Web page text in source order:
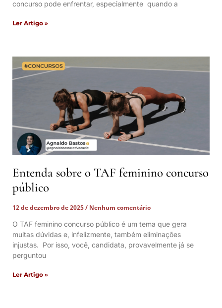
concurso pode enfrentar, especialmente quando a
Ler Artigo »
Entenda sobre o TAF feminino concurso
público
12 de dezembro de 2025
Nenhum comentário
O TAF feminino concurso público é um tema que gera
muitas dúvidas e, infelizmente, também eliminações
injustas. Por isso, você, candidata, provavelmente já se
perguntou
Ler Artigo »